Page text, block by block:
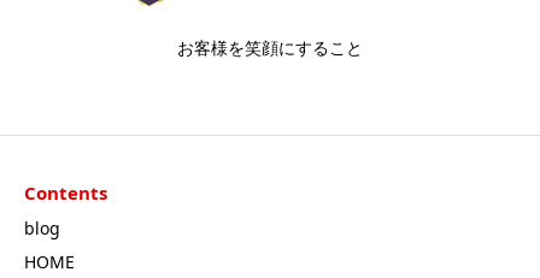
お客様を笑顔にすること
Contents
blog
HOME